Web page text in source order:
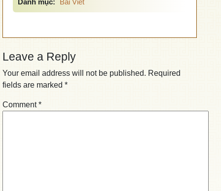
Danh mục:
Bài Viết
Leave a Reply
Your email address will not be published. Required
fields are marked *
Comment*